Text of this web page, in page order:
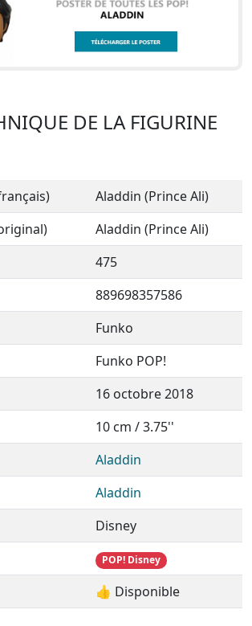
DE LA FIGURINE
Aladdin (Prince Ali)
Aladdin (Prince Ali)
475
889698357586
Funko
Funko POP!
16 octobre 2018
10 cm / 3.75''
Aladdin
Aladdin
Disney
POP! Disney
👍 Disponible